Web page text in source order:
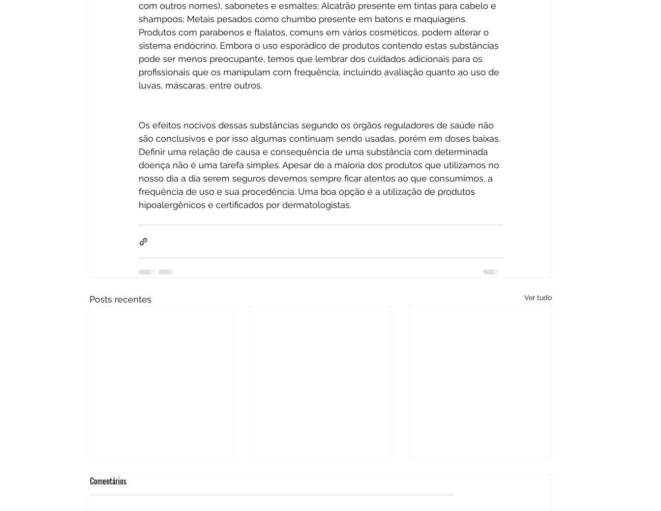
com outros nomes), sabonetes e esmaltes; Alcatrão presente em tintas para cabelo e
shampoos; Metais pesados como chumbo presente em batons e maquiagens.
Produtos com parabenos e ftalatos, comuns em vários cosméticos, podem alterar o
sistema endócrino. Embora o uso esporádico de produtos contendo estas substâncias
pode ser menos preocupante, temos que lembrar dos cuidados adicionais para os
profissionais que os manipulam com frequência, incluindo avaliação quanto ao uso de
luvas, máscaras, entre outros.
Os efeitos nocivos dessas substâncias segundo os órgãos reguladores de saúde não
são conclusivos e por isso algumas continuam sendo usadas, porém em doses baixas.
Definir uma relação de causa e consequência de uma substância com determinada
doença não é uma tarefa simples. Apesar de a maioria dos produtos que utilizamos no
nosso dia a dia serem seguros devemos sempre ficar atentos ao que consumimos, a
frequência de uso e sua procedência. Uma boa opção é a utilização de produtos
hipoalergênicos e certificados por dermatologistas.
Posts recentes Ver tudo
Comentários